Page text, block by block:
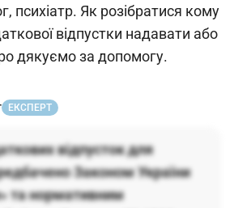
психіатр. Як розібратися кому
відпустки надавати або
дякуємо за допомогу.
ЕКСПЕРТ
відпусток для
Законом України
та нормативним